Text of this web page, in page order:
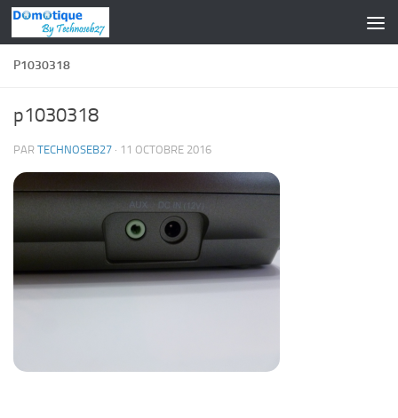
Skip to content
P1030318
p1030318
PAR TECHNOSEB27 · 11 OCTOBRE 2016